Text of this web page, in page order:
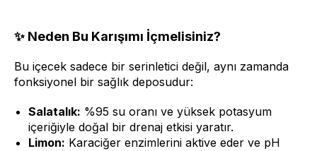
✨ Neden Bu Karışımı İçmelisiniz?
Bu içecek sadece bir serinletici değil, aynı zamanda
fonksiyonel bir sağlık deposudur:
Salatalık: %95 su oranı ve yüksek potasyum
içeriğiyle doğal bir drenaj etkisi yaratır.
Limon: Karaciğer enzimlerini aktive eder ve pH